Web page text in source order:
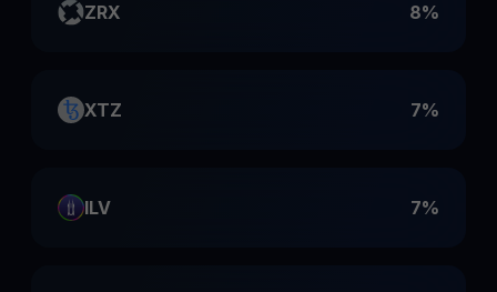
ZRX 8%
XTZ 7%
ILV 7%